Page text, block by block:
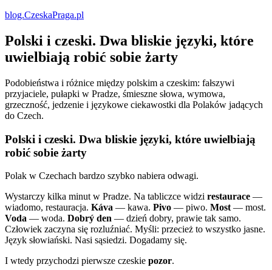
blog.CzeskaPraga.pl
Polski i czeski. Dwa bliskie języki, które
uwielbiają robić sobie żarty
Podobieństwa i różnice między polskim a czeskim: fałszywi
przyjaciele, pułapki w Pradze, śmieszne słowa, wymowa,
grzeczność, jedzenie i językowe ciekawostki dla Polaków jadących
do Czech.
Polski i czeski. Dwa bliskie języki, które uwielbiają
robić sobie żarty
Polak w Czechach bardzo szybko nabiera odwagi.
Wystarczy kilka minut w Pradze. Na tabliczce widzi restaurace —
wiadomo, restauracja. Káva — kawa. Pivo — piwo. Most — most.
Voda — woda. Dobrý den — dzień dobry, prawie tak samo.
Człowiek zaczyna się rozluźniać. Myśli: przecież to wszystko jasne.
Język słowiański. Nasi sąsiedzi. Dogadamy się.
I wtedy przychodzi pierwsze czeskie pozor.